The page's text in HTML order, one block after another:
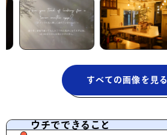
すべての画像を見る
ウチでできること